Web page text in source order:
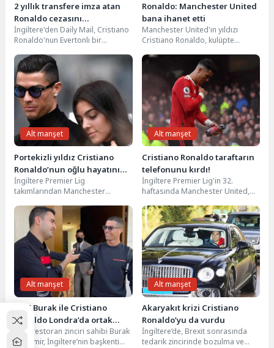
2 yıllık transfere imza atan
Ronaldo cezasını
Arabistan’da çekecek
İngiltere'den Daily Mail, Cristiano
Ronaldo'nun Evertonlı bir
gerekçesiyle aldığı iki maçlık...
Ronaldo: Manchester United
bana ihanet etti
Manchester United'ın yıldızı
Cristiano Ronaldo, kulüpte
hissettiğini”, menajer Erik ten
Hag’a saygı...
Alt manşet
Portekizli yıldız Cristiano
Ronaldo’nun oğlu hayatını
kaybetti
İngiltere Premier Lig
takımlarından Manchester
Cristiano Ronaldo ve sevgilisi
Georgina Rodriguez, dünyaya...
Alt manşet
Cristiano Ronaldo taraftarın
telefonunu kırdı!
İngiltere Premier Lig'in 32.
haftasında Manchester United,
mağlup oldu. Ligde çıktığı son...
Alt manşet
CZN Burak ile Cristiano
Ronaldo Londra’da ortak
restoran açıyor
Ünlü restoran zinciri sahibi Burak
Özdemir, İngiltere’nin başkenti
Alt manşet
Akaryakıt krizi Cristiano
Ronaldo’yu da vurdu
İngiltere’de, Brexit sonrasında
tedarik zincirinde bozulma ve